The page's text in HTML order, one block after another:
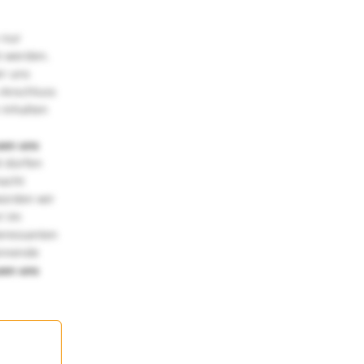
uns
uns
wir
Im
uns